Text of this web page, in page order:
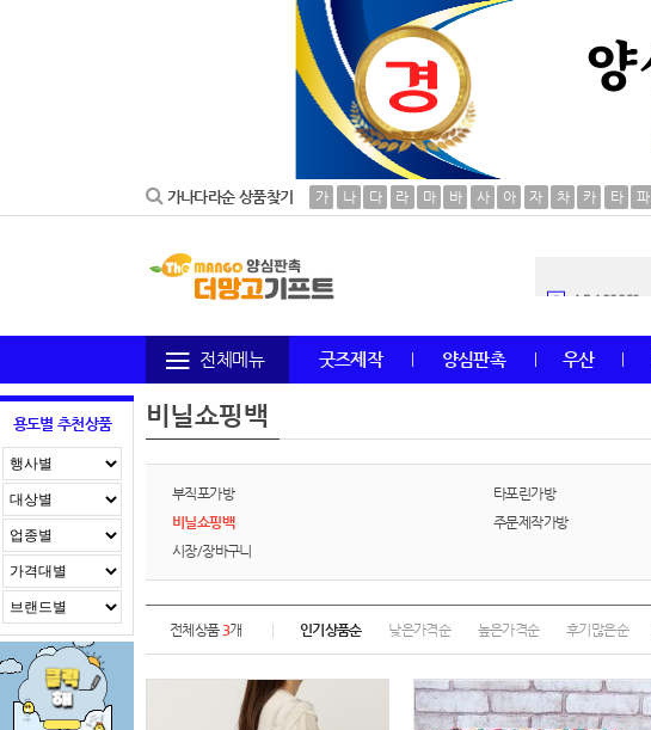
가나다라순 상품찾기 가 나 다 라 마 바 사 아 자 차 카 타 파
4 수건
볼펜
6
10 AP-100125
전체메뉴 굿즈제작 양심판촉 우산
용도별 추천상품 비닐쇼핑백
부직포가방 타포린가방
비닐쇼핑백
주문제작가방
시장/장바구니
전체상품 3개 인기상품순 낮은가격순 높은가격순 후기많은순